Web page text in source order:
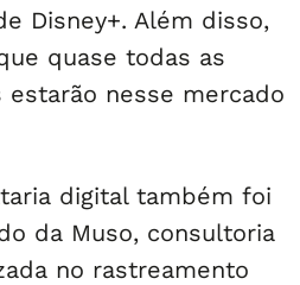
Disney+. Além disso,
quase todas as
estarão nesse mercado
digital também foi
da Muso, consultoria
no rastreamento